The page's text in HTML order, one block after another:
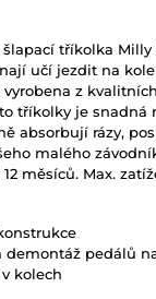
tříkolka
učí jezdit na
vyrobena z
tříkolky je
absorbují rázy,
malého
měsíců. Max.
demontáž pedálů
kolech